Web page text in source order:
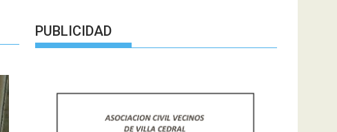
PUBLICIDAD